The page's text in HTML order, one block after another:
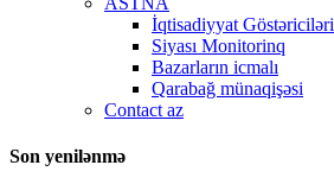
İqtisadiyyat Göstəriciləri
Siyası Monitorinq
Bazarların icmalı
Qarabağ münaqişəsi
Contact az
Son yenilənmə